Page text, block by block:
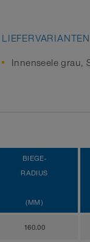
LIEFERVARIANTEN
Innenseele grau,
BIEGE-
RADIUS
(MM)
160.00